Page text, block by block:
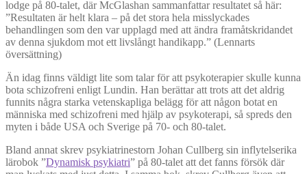
lodge på 80-talet, där McGlashan sammanfattar resultatet så här:
”Resultaten är helt klara – på det stora hela misslyckades
behandlingen som den var upplagd med att ändra framåtskridandet
av denna sjukdom mot ett livslångt handikapp.” (Lennarts
översättning)
Än idag finns väldigt lite som talar för att psykoterapier skulle kunna
bota schizofreni enligt Lundin. Han berättar att trots att det aldrig
funnits några starka vetenskapliga belägg för att någon botat en
människa med schizofreni med hjälp av psykoterapi, så spreds den
myten i både USA och Sverige på 70- och 80-talet.
Bland annat skrev psykiatrinestorn Johan Cullberg sin inflytelserika
lärobok ”Dynamisk psykiatri” på 80-talet att det fanns försök där